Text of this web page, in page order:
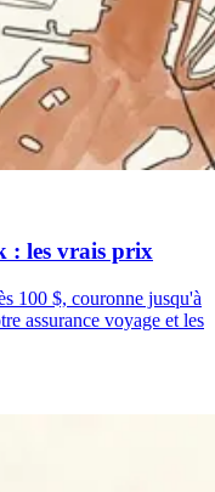
: les vrais prix
100 $, couronne jusqu'à
assurance voyage et les